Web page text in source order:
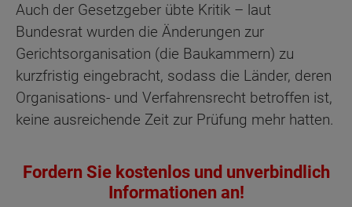
Auch der Gesetzgeber übte Kritik – laut
Bundesrat wurden die Änderungen zur
Gerichtsorganisation (die Baukammern) zu
kurzfristig eingebracht, sodass die Länder, deren
Organisations- und Verfahrensrecht betroffen ist,
keine ausreichende Zeit zur Prüfung mehr hatten.
Fordern Sie kostenlos und unverbindlich
Informationen an!